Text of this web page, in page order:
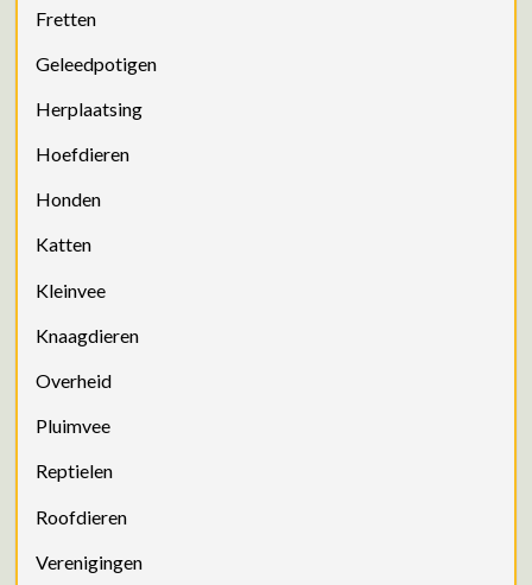
Fretten
Geleedpotigen
Herplaatsing
Hoefdieren
Honden
Katten
Kleinvee
Knaagdieren
Overheid
Pluimvee
Reptielen
Roofdieren
Verenigingen